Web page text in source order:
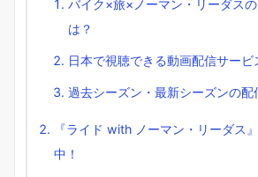
バイク×旅×ノーマン・リーダス
は？
日本で視聴できる動画配信サービ
過去シーズン・最新シーズンの配
『ライド with ノーマン・リーダス
中！